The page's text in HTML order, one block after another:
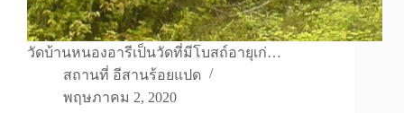
วัดบ้านหนองอารีเป็นวัดที่มีโบสถ์อายุเก่…
สถานที่ อีสานร้อยแปด
พฤษภาคม 2, 2020